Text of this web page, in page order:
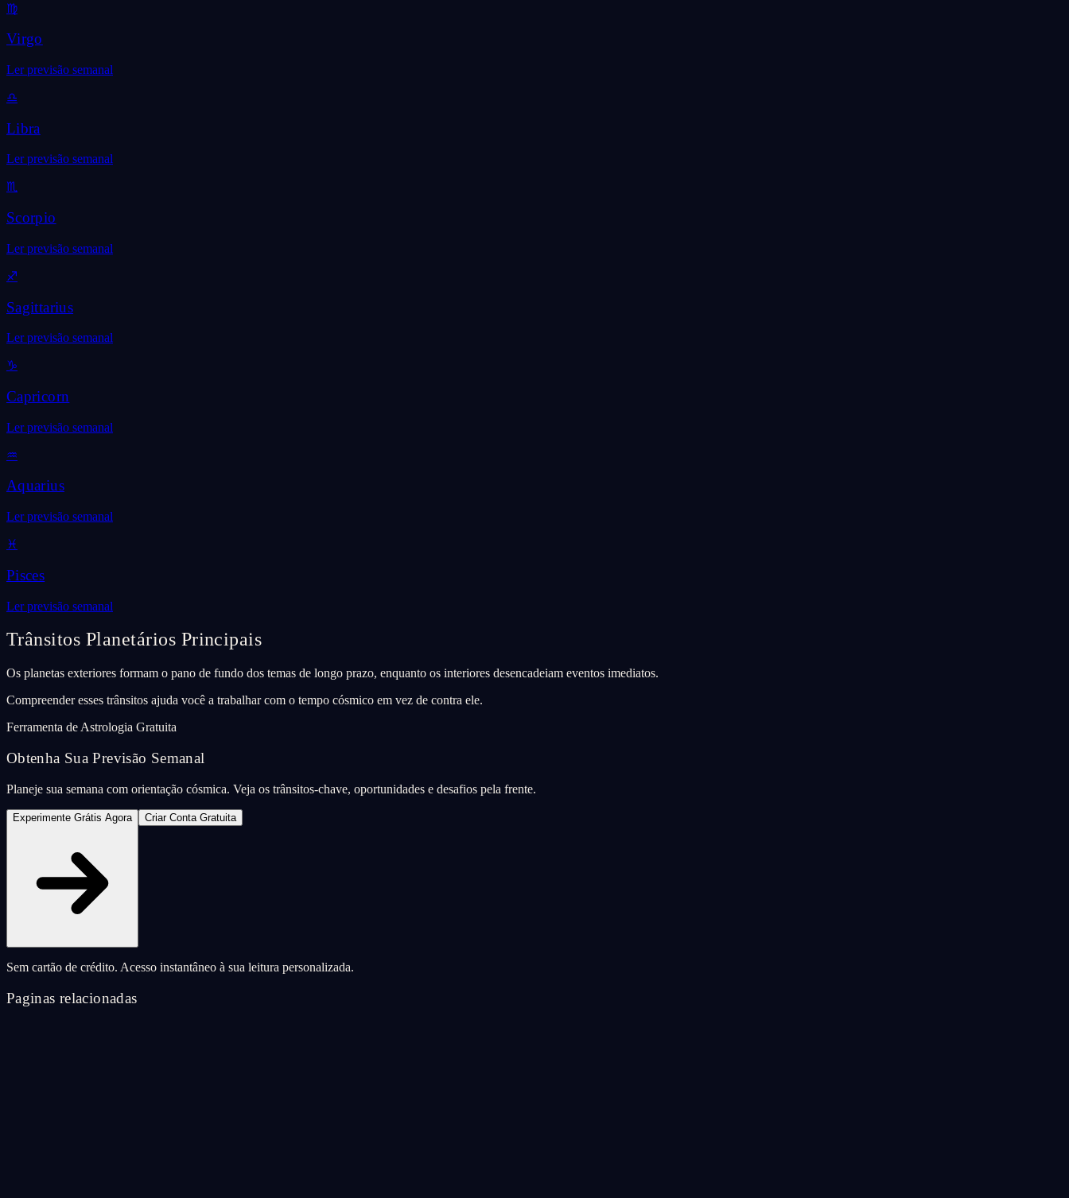
♍
Virgo
Ler previsão semanal
♎
Libra
Ler previsão semanal
♏
Scorpio
Ler previsão semanal
♐
Sagittarius
Ler previsão semanal
♑
Capricorn
Ler previsão semanal
♒
Aquarius
Ler previsão semanal
♓
Pisces
Ler previsão semanal
Trânsitos Planetários Principais
Os planetas exteriores formam o pano de fundo dos temas de longo prazo, enquanto os interiores desencadeiam eventos imediatos.
Compreender esses trânsitos ajuda você a trabalhar com o tempo cósmico em vez de contra ele.
Ferramenta de Astrologia Gratuita
Obtenha Sua Previsão Semanal
Planeje sua semana com orientação cósmica. Veja os trânsitos-chave, oportunidades e desafios pela frente.
Experimente Grátis Agora Criar Conta Gratuita
Sem cartão de crédito. Acesso instantâneo à sua leitura personalizada.
Paginas relacionadas